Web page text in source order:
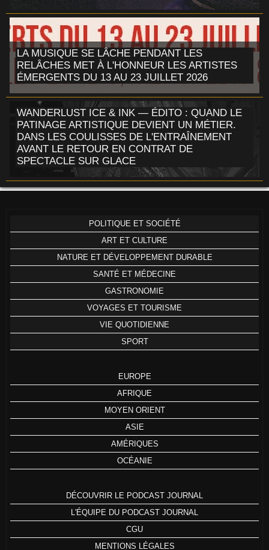
LA MUSIQUE SE LÂCHE PENDANT LES
RELÂCHES MET À L'HONNEUR LES ARTISTES
ÉMERGENTS DU 13 AU 23 JUILLET 2026
WANDERLUST ICE & INK — ÉDITO : QUAND LE
PATINAGE ARTISTIQUE DEVIENT UN MÉTIER.
DANS LES COULISSES DE L'ENTRAÎNEMENT
AVANT LE RETOUR EN CONTRAT DE
SPECTACLE SUR GLACE
POLITIQUE ET SOCIÉTÉ
ART ET CULTURE
NATURE ET DÉVELOPPEMENT DURABLE
SANTÉ ET MÉDECINE
GASTRONOMIE
VOYAGES ET TOURISME
VIE QUOTIDIENNE
SPORT
EUROPE
AFRIQUE
MOYEN ORIENT
ASIE
AMÉRIQUES
OCÉANIE
DÉCOUVRIR LE PODCAST JOURNAL
L'ÉQUIPE DU PODCAST JOURNAL
CGU
MENTIONS LÉGALES